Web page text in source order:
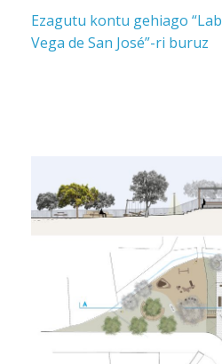
Ezagutu kontu gehiago “
Vega de San José”-ri buruz